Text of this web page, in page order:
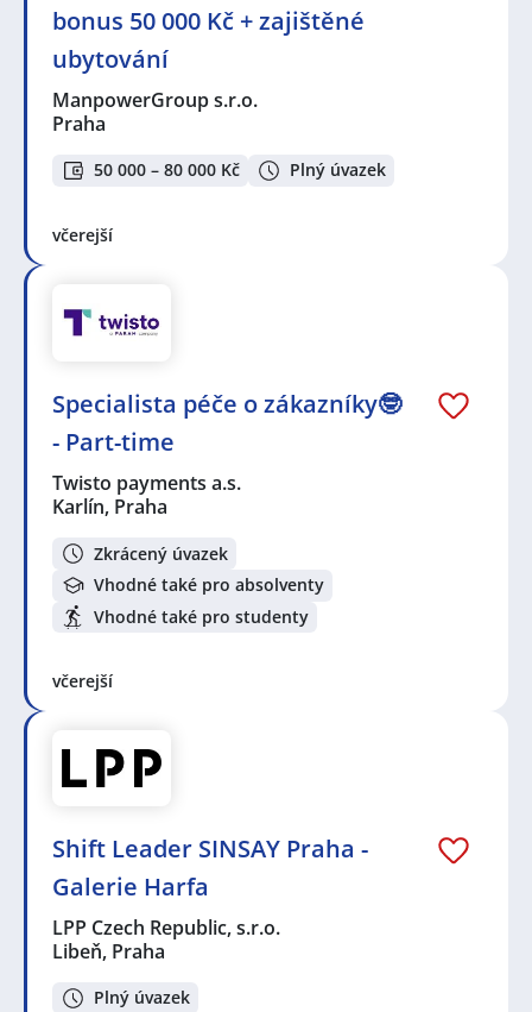
bonus 50 000 Kč + zajištěné
ubytování
ManpowerGroup s.r.o.
Praha
50 000 – 80 000 Kč Plný úvazek
včerejší
Specialista péče o zákazníky🤓
- Part-time
Twisto payments a.s.
Karlín, Praha
Zkrácený úvazek
Vhodné také pro absolventy
Vhodné také pro studenty
včerejší
Shift Leader SINSAY Praha -
Galerie Harfa
LPP Czech Republic, s.r.o.
Libeň, Praha
Plný úvazek